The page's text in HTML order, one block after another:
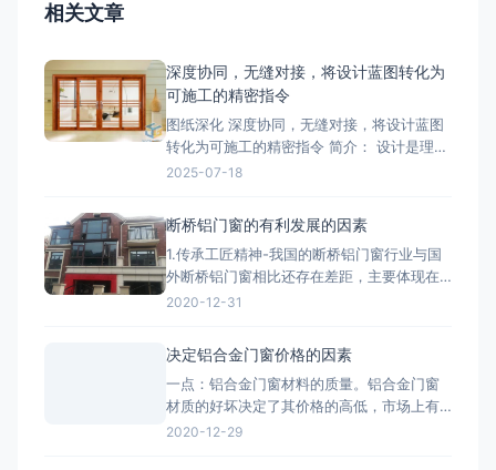
相关文章
深度协同，无缝对接，将设计蓝图转化为
可施工的精密指令
图纸深化 深度协同，无缝对接，将设计蓝图
转化为可施工的精密指令 简介： 设计是理
想，深化是让理想落地的桥梁。我们的
与细化。我们精准核算每一个节点的结构、
强度、安装逻辑和材料工艺，生成包括加工
图、组装图、节点大样图
2025-07-18
断桥铝门窗的有利发展的因素
1.传承工匠精神-我国的断桥铝门窗行业与国
外断桥铝门窗相比还存在差距，主要体现在
产品质量、技术含量等方面，因此要打造断
路”战略，让断桥铝门窗行业搭建了一个很好
的平台，而“一带一路”战略沿线覆盖了65个
国家，占全球
2020-12-31
决定铝合金门窗价格的因素
一点：铝合金门窗材料的质量。铝合金门窗
材质的好坏决定了其价格的高低，市场上有
两种铝，一种是纯铝，用这种为主材的材质
2020-12-29